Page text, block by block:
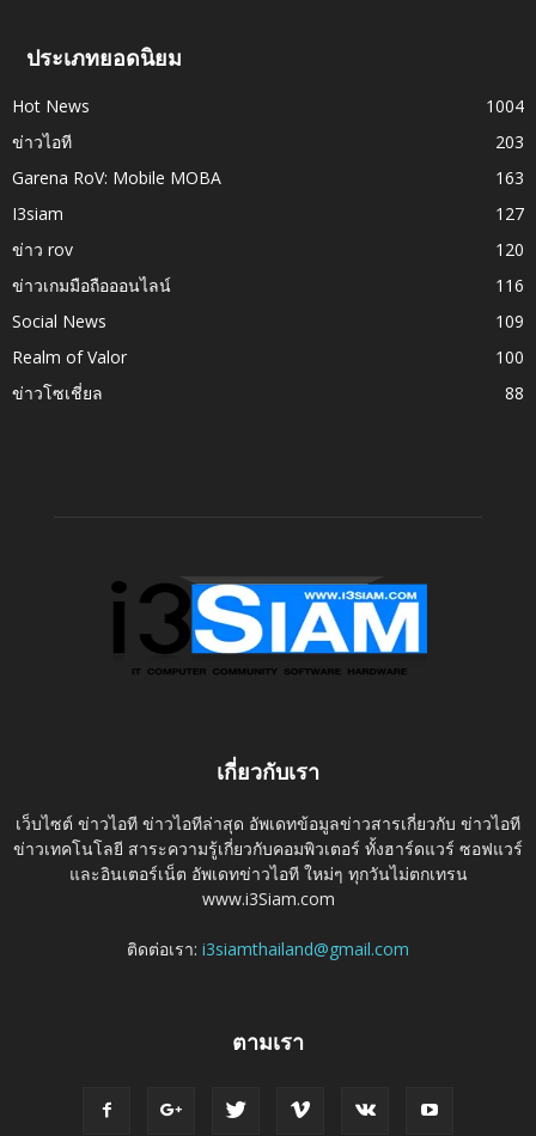
ประเภทยอดนิยม
Hot News
1004
ข่าวไอที
203
Garena RoV: Mobile MOBA
163
I3siam
127
ข่าว rov
120
ข่าวเกมมือถือออนไลน์
116
Social News
109
Realm of Valor
100
ข่าวโซเชี่ยล
88
เกี่ยวกับเรา
เว็บไซต์ ข่าวไอที ข่าวไอทีล่าสุด อัพเดทข้อมูลข่าวสารเกี่ยวกับ ข่าวไอที
ข่าวเทคโนโลยี สาระความรู้เกี่ยวกับคอมพิวเตอร์ ทั้งฮาร์ดแวร์ ซอฟแวร์
และอินเตอร์เน็ต อัพเดทข่าวไอที ใหม่ๆ ทุกวันไม่ตกเทรน
www.i3Siam.com
ติดต่อเรา: i3siamthailand@gmail.com
ตามเรา